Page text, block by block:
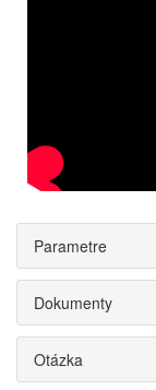
Parametre
Dokumenty
Otázka